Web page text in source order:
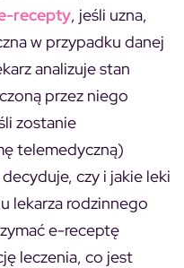
recepty, jeśli uzna,
w przypadku danej
analizuje stan
przez niego
zostanie
telemedyczną)
czy i jakie leki
lekarza rodzinnego
e-receptę
leczenia, co jest